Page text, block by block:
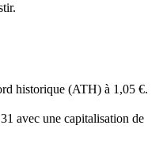
historique (ATH) à 1,05 €.
avec une capitalisation de